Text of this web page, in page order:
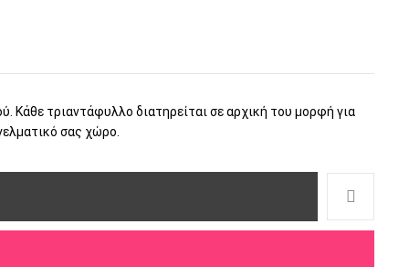
Κάθε τριαντάφυλλο διατηρείται σε αρχική του μορφή για
σας χώρο.